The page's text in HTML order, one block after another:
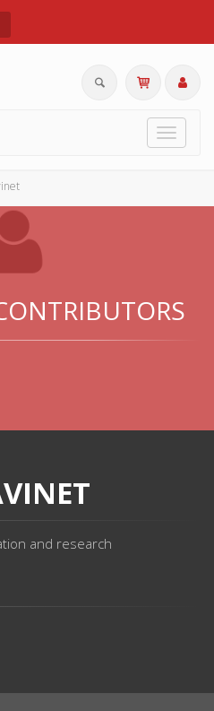
Toggle
and research